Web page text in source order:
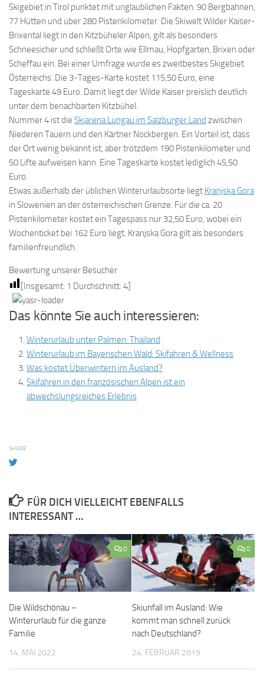
Skigebiet in Tirol punktet mit unglaublichen Fakten: 90 Bergbahnen,
77 Hütten und über 280 Pistenkilometer. Die Skiwelt Wilder Kaiser-
Brixental liegt in den Kitzbüheler Alpen, gilt als besonders
Schneesicher und schließt Orte wie Ellmau, Hopfgarten, Brixen oder
Scheffau ein. Bei einer Umfrage wurde es zweitbestes Skigebiet
Österreichs. Die 3-Tages-Karte kostet 115,50 Euro, eine
Tageskarte 49 Euro. Damit liegt der Wilde Kaiser preislich deutlich
unter dem benachbarten Kitzbühel.
Nummer 4 ist die Skiarena Lungau im Salzburger Land zwischen
Niederen Tauern und den Kärtner Nockbergen. Ein Vorteil ist, dass
der Ort wenig bekannt ist, aber trotzdem 190 Pistenkilometer und
50 Lifte aufweisen kann. Eine Tageskarte kostet lediglich 45,50
Euro.
Etwas außerhalb der üblichen Winterurlaubsorte liegt Kranjska Gora
in Slowenien an der österreichischen Grenze. Für die ca. 20
Pistenkilometer kostet ein Tagespass nur 32,50 Euro, wobei ein
Wochenticket bei 162 Euro liegt. Kranjska Gora gilt als besonders
familienfreundlich.
Bewertung unserer Besucher
[Insgesamt: 1 Durchschnitt: 4]
Das könnte Sie auch interessieren:
Winterurlaub unter Palmen: Thailand
Winterurlaub im Bayerischen Wald: Skifahren & Wellness
Was kostet Überwintern im Ausland?
Skifahren in den französischen Alpen ist ein
abwechslungsreiches Erlebnis
SHARE
FÜR DICH VIELLEICHT EBENFALLS
INTERESSANT …
0
Die Wildschönau –
Winterurlaub für die ganze
Familie
14. MAI 2022
0
Skiunfall im Ausland: Wie
kommt man schnell zurück
nach Deutschland?
24. FEBRUAR 2019